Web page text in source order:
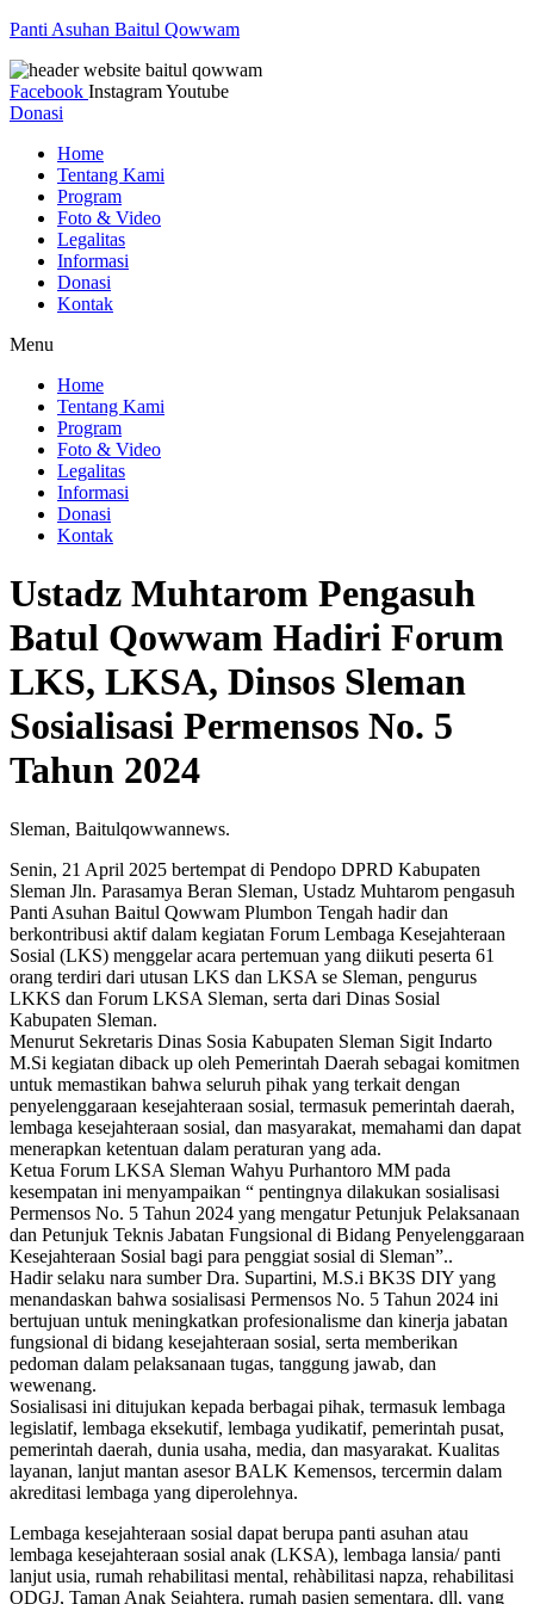
Panti Asuhan Baitul Qowwam
Facebook InstagramYoutube
Donasi
Home
Tentang Kami
Program
Foto & Video
Legalitas
Informasi
Donasi
Kontak
Menu
Home
Tentang Kami
Program
Foto & Video
Legalitas
Informasi
Donasi
Kontak
Ustadz Muhtarom Pengasuh
Batul Qowwam Hadiri Forum
LKS, LKSA, Dinsos Sleman
Sosialisasi Permensos No. 5
Tahun 2024
Sleman, Baitulqowwannews.
Senin, 21 April 2025 bertempat di Pendopo DPRD Kabupaten
Sleman Jln. Parasamya Beran Sleman, Ustadz Muhtarom pengasuh
Panti Asuhan Baitul Qowwam Plumbon Tengah hadir dan
berkontribusi aktif dalam kegiatan Forum Lembaga Kesejahteraan
Sosial (LKS) menggelar acara pertemuan yang diikuti peserta 61
orang terdiri dari utusan LKS dan LKSA se Sleman, pengurus
LKKS dan Forum LKSA Sleman, serta dari Dinas Sosial
Kabupaten Sleman.
Menurut Sekretaris Dinas Sosia Kabupaten Sleman Sigit Indarto
M.Si kegiatan diback up oleh Pemerintah Daerah sebagai komitmen
untuk memastikan bahwa seluruh pihak yang terkait dengan
penyelenggaraan kesejahteraan sosial, termasuk pemerintah daerah,
lembaga kesejahteraan sosial, dan masyarakat, memahami dan dapat
menerapkan ketentuan dalam peraturan yang ada.
Ketua Forum LKSA Sleman Wahyu Purhantoro MM pada
kesempatan ini menyampaikan “ pentingnya dilakukan sosialisasi
Permensos No. 5 Tahun 2024 yang mengatur Petunjuk Pelaksanaan
dan Petunjuk Teknis Jabatan Fungsional di Bidang Penyelenggaraan
Kesejahteraan Sosial bagi para penggiat sosial di Sleman”..
Hadir selaku nara sumber Dra. Supartini, M.S.i BK3S DIY yang
menandaskan bahwa sosialisasi Permensos No. 5 Tahun 2024 ini
bertujuan untuk meningkatkan profesionalisme dan kinerja jabatan
fungsional di bidang kesejahteraan sosial, serta memberikan
pedoman dalam pelaksanaan tugas, tanggung jawab, dan
wewenang.
Sosialisasi ini ditujukan kepada berbagai pihak, termasuk lembaga
legislatif, lembaga eksekutif, lembaga yudikatif, pemerintah pusat,
pemerintah daerah, dunia usaha, media, dan masyarakat. Kualitas
layanan, lanjut mantan asesor BALK Kemensos, tercermin dalam
akreditasi lembaga yang diperolehnya.
Lembaga kesejahteraan sosial dapat berupa panti asuhan atau
lembaga kesejahteraan sosial anak (LKSA), lembaga lansia/ panti
lanjut usia, rumah rehabilitasi mental, rehàbilitasi napza, rehabilitasi
ODGJ, Taman Anak Sejahtera, rumah pasien sementara, dll, yang